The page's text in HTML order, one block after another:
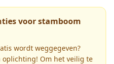
voor stamboom
wordt weggegeven?
oplichting! Om het veilig te